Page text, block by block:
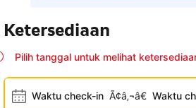
Ketersediaan
Pilih tanggal untuk melihat
Waktu check-in Ã¢â‚¬â€ Waktu